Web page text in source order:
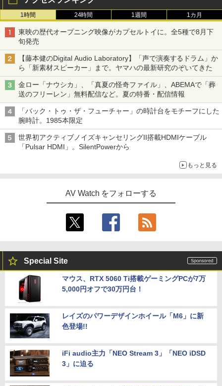
1時間 24時間 1週間 1カ月
東映の歴代オープニング映像がカプセルトイに。全5種で8月下
旬発売
【藤本健のDigital Audio Laboratory】「声で演奏するドラム」か
ら「新素材スピーカー」まで。ヤマハの最新研究のぞいてきた
金ロー「ナウシカ」、「真夏の怪奇ファイル」、ABEMAで「葬
送のフリーレン」無料配信など。夏の特番・配信情報
「バック・トゥ・ザ・フューチャー」の時計台をモチーフにした
腕時計。1985本限定
世界初アクティブノイズキャンセリングII搭載HDMIケーブル
「Pulsar HDMI」。SilentPowerから
もっと見る
AV Watch をフォローする
Special Site
マウス、RTX 5060 Ti搭載ゲーミングPCが7万
5,000円オフで30万円台！
レイズのパワーデザインホイール「M6」に新
色登場!!
iFi audio主力「NEO Stream 3」「NEO iDSD
3」に迫る